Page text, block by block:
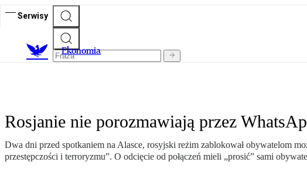
Serwisy
Ekonomia
Rosjanie nie porozmawiają przez
Dwa dni przed spotkaniem na Alasce, rosyjski reżim zablokował obywatelom
przestępczości i terroryzmu”. O odcięcie od połączeń mieli „prosić” sami